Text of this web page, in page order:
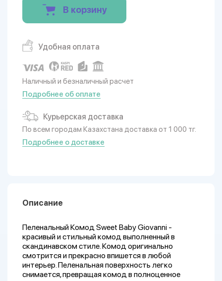
В корзину
Удобная оплата
Наличный и безналичный расчет
Подробнее об оплате
Курьерская доставка
По всем городам Казахстана доставка от 1 000 тг.
Подробнее о доставке
Описание
Пеленальный Комод Sweet Baby Giovanni -
красивый и стильный комод выполненный в
скандинавском стиле. Комод оригинально
смотрится и прекрасно впишется в любой
интерьер. Пеленальная поверхность легко
снимается, превращая комод в полноценное